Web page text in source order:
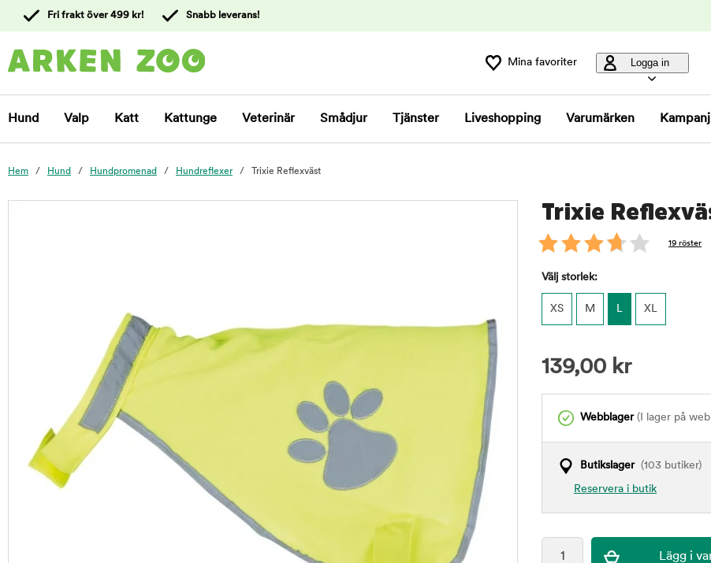
kundtjänst
Fri frakt över 499 kr! Snabb leverans!
Mina favoriter Logga in
Hund Valp Katt Kattunge Veterinär Smådjur Tjänster Liveshopping Varumärken Kampanj
Hem Hund Hundpromenad Hundreflexer Trixie Reflexväst
Trixie
19 röster
Välj storlek:
XS M L XL
139,00 kr
Webblager(I lager på
Butikslager(103 butiker)
Reservera i butik